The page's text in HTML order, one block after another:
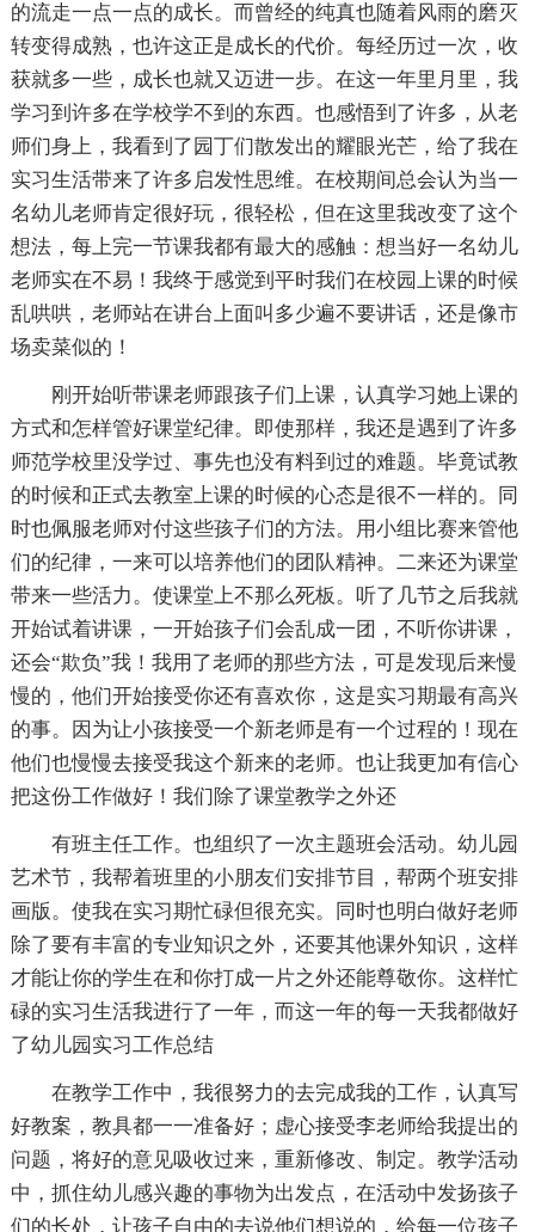
的流走一点一点的成长。而曾经的纯真也随着风雨的磨灭
转变得成熟，也许这正是成长的代价。每经历过一次，收
获就多一些，成长也就又迈进一步。在这一年里月里，我
学习到许多在学校学不到的东西。也感悟到了许多，从老
师们身上，我看到了园丁们散发出的耀眼光芒，给了我在
实习生活带来了许多启发性思维。在校期间总会认为当一
名幼儿老师肯定很好玩，很轻松，但在这里我改变了这个
想法，每上完一节课我都有最大的感触：想当好一名幼儿
老师实在不易！我终于感觉到平时我们在校园上课的时候
乱哄哄，老师站在讲台上面叫多少遍不要讲话，还是像市
场卖菜似的！
刚开始听带课老师跟孩子们上课，认真学习她上课的
方式和怎样管好课堂纪律。即使那样，我还是遇到了许多
师范学校里没学过、事先也没有料到过的难题。毕竟试教
的时候和正式去教室上课的时候的心态是很不一样的。同
时也佩服老师对付这些孩子们的方法。用小组比赛来管他
们的纪律，一来可以培养他们的团队精神。二来还为课堂
带来一些活力。使课堂上不那么死板。听了几节之后我就
开始试着讲课，一开始孩子们会乱成一团，不听你讲课，
还会“欺负”我！我用了老师的那些方法，可是发现后来慢
慢的，他们开始接受你还有喜欢你，这是实习期最有高兴
的事。因为让小孩接受一个新老师是有一个过程的！现在
他们也慢慢去接受我这个新来的老师。也让我更加有信心
把这份工作做好！我们除了课堂教学之外还
有班主任工作。也组织了一次主题班会活动。幼儿园
艺术节，我帮着班里的小朋友们安排节目，帮两个班安排
画版。使我在实习期忙碌但很充实。同时也明白做好老师
除了要有丰富的专业知识之外，还要其他课外知识，这样
才能让你的学生在和你打成一片之外还能尊敬你。这样忙
碌的实习生活我进行了一年，而这一年的每一天我都做好
了幼儿园实习工作总结
在教学工作中，我很努力的去完成我的工作，认真写
好教案，教具都一一准备好；虚心接受李老师给我提出的
问题，将好的意见吸收过来，重新修改、制定。教学活动
中，抓住幼儿感兴趣的事物为出发点，在活动中发扬孩子
们的长处，让孩子自由的去说他们想说的，给每一位孩子